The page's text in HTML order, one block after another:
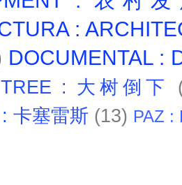
:
DOCUMENTAL :
: 大树倒下
卡塞雷斯 (13) PAZ :